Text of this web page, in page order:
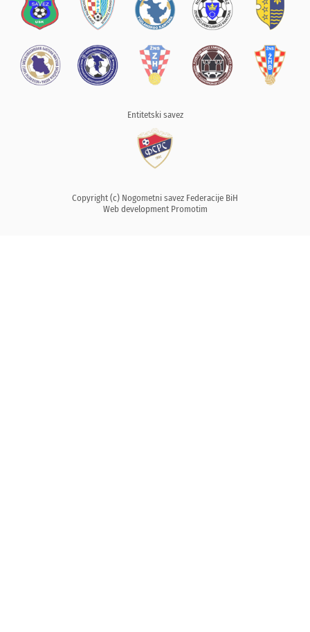
Entitetski savez
Copyright (c) Nogometni savez Federacije BiH
Web development Promotim